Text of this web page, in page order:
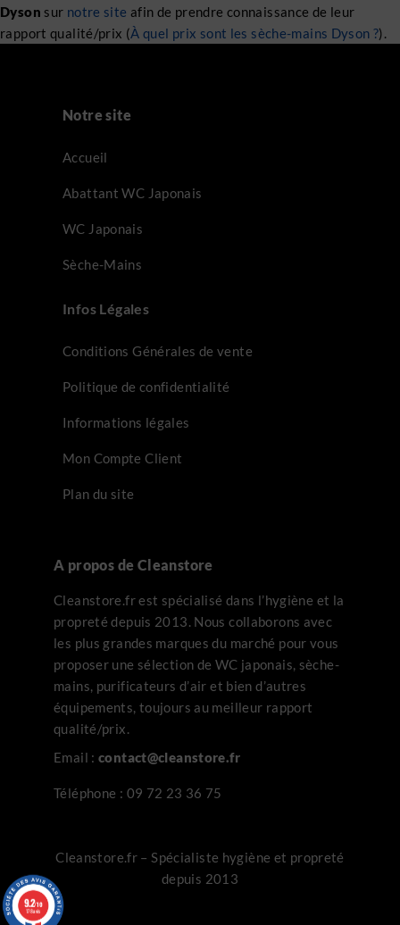
Dyson sur notre site afin de prendre connaissance de leur
rapport qualité/prix (À quel prix sont les sèche-mains Dyson ?).
Notre site
Accueil
Abattant WC Japonais
WC Japonais
Sèche-Mains
Infos Légales
Conditions Générales de vente
Politique de confidentialité
Informations légales
Mon Compte Client
Plan du site
A propos de Cleanstore
Cleanstore.fr est spécialisé dans l’hygiène et la
propreté depuis 2013. Nous collaborons avec
les plus grandes marques du marché pour vous
proposer une sélection de WC japonais, sèche-
mains, purificateurs d’air et bien d’autres
équipements, toujours au meilleur rapport
qualité/prix.
Email : contact@cleanstore.fr
Téléphone : 09 72 23 36 75
Cleanstore.fr – Spécialiste hygiène et propreté
depuis 2013
9.2/10
178 avis